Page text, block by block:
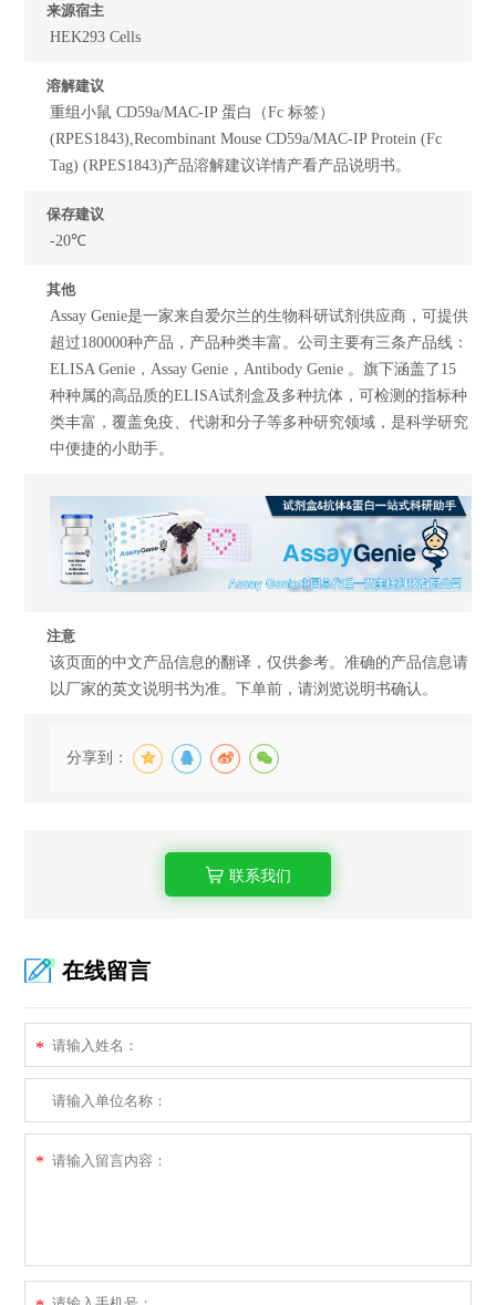
来源宿主
HEK293 Cells
溶解建议
重组小鼠 CD59a/MAC-IP 蛋白（Fc 标签）
(RPES1843),Recombinant Mouse CD59a/MAC-IP Protein (Fc
Tag) (RPES1843)产品溶解建议详情产看产品说明书。
保存建议
-20℃
其他
Assay Genie是一家来自爱尔兰的生物科研试剂供应商，可提供
超过180000种产品，产品种类丰富。公司主要有三条产品线：
ELISA Genie，Assay Genie，Antibody Genie 。旗下涵盖了15
种种属的高品质的ELISA试剂盒及多种抗体，可检测的指标种
类丰富，覆盖免疫、代谢和分子等多种研究领域，是科学研究
中便捷的小助手。
注意
该页面的中文产品信息的翻译，仅供参考。准确的产品信息请
以厂家的英文说明书为准。下单前，请浏览说明书确认。
分享到：
联系我们
在线留言
*
*